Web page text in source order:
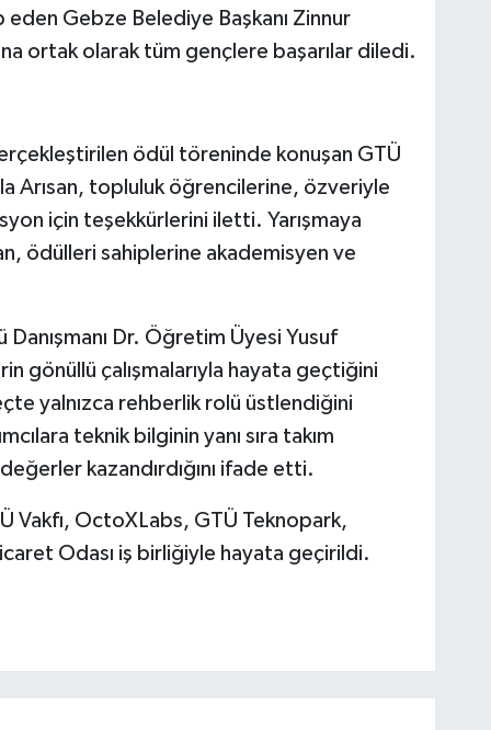
eden Gebze Belediye Başkanı Zinnur
ortak olarak tüm gençlere başarılar diledi.
ödül töreninde konuşan GTÜ
Arısan, topluluk öğrencilerine, özveriyle
için teşekkürlerini iletti. Yarışmaya
ödülleri sahiplerine akademisyen ve
Dr. Öğretim Üyesi Yusuf
gönüllü çalışmalarıyla hayata geçtiğini
yalnızca rehberlik rolü üstlendiğini
teknik bilginin yanı sıra takım
kazandırdığını ifade etti.
Vakfı, OctoXLabs, GTÜ Teknopark,
Odası iş birliğiyle hayata geçirildi.